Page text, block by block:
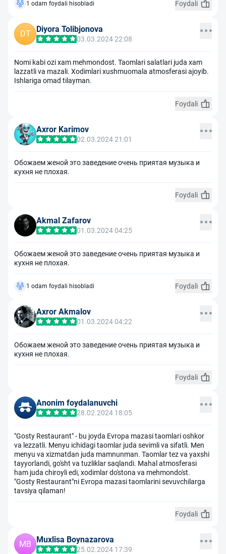
Foydali
1 odam foydali hisobladi
DT Diyora Tolibjonova
03.03.2024 22:08
Nomi kabi ozi xam mehmondost. Taomlari salatlari juda xam
lazzatli va mazali. Xodimlari xushmuomala atmosferasi ajoyib.
Ishlariga omad tilayman.
Foydali
Axror Karimov
02.03.2024 21:01
Обожаем женой это заведение очень приятая музыка и
кухня не плохая.
Foydali
Akmal Zafarov
01.03.2024 04:25
Обожаем женой это заведение очень приятая музыка и
кухня не плохая.
Foydali
1 odam foydali hisobladi
Axror Akmalov
01.03.2024 04:22
Обожаем женой это заведение очень приятая музыка и
кухня не плохая.
Foydali
Anonim foydalanuvchi
28.02.2024 18:05
"Gosty Restaurant" - bu joyda Evropa mazasi taomlari oshkor
va lezzatli. Menyu ichidagi taomlar juda sevimli va sifatli. Men
menyu va xizmatdan juda mamnunman. Taomlar tez va yaxshi
tayyorlandi, go'sht va tuzliklar saqlandi. Mahal atmosferasi
ham juda chiroyli edi, xodimlar do'stona va mehmondo'st.
"Gosty Restaurant"ni Evropa mazasi taomlarini sevuvchilarga
tavsiya qilaman!
Foydali
MB Muxlisa Boynazarova
25.02.2024 17:39